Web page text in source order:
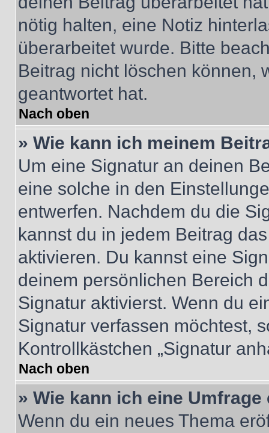
nötig halten, eine Notiz
überarbeitet wurde. Bitte
Beitrag nicht löschen können,
geantwortet hat.
Nach oben
» Wie kann ich meinem
Um eine Signatur an deinen
eine solche in den
entwerfen. Nachdem du die
kannst du in jedem Beitrag
aktivieren. Du kannst eine
deinem persönlichen Bereich
Signatur aktivierst. Wenn du
Signatur verfassen möchtest,
Kontrollkästchen „Signatur
Nach oben
» Wie kann ich eine
Wenn du ein neues Thema